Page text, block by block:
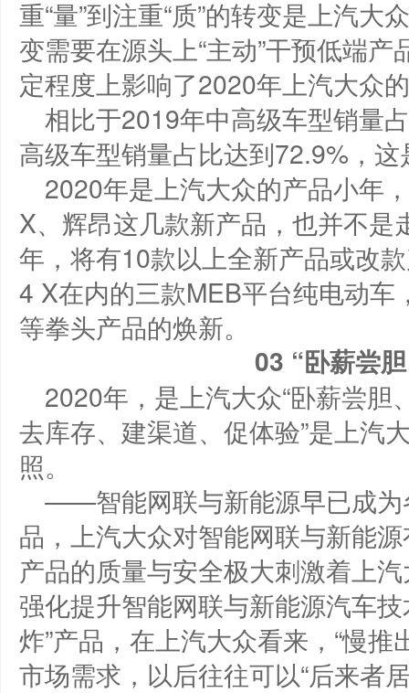
重“量”到注重“质”的转变是上汽
变需要在源头上“主动”干预低端
定程度上影响了2020年上汽大众
相比于2019年中高级车型销量
高级车型销量占比达到72.9%，
2020年是上汽大众的产品小年
X、辉昂这几款新产品，也并不
年，将有10款以上全新产品或改
4 X在内的三款MEB平台纯电动
等拳头产品的焕新。
03 “卧薪尝
2020年，是上汽大众“卧薪尝胆
去库存、建渠道、促体验”是上汽
照。
——智能网联与新能源早已成为
品，上汽大众对智能网联与新能
产品的质量与安全极大刺激着上
强化提升智能网联与新能源汽车
炸”产品，在上汽大众看来，“慢推
市场需求，以后往往可以“后来者